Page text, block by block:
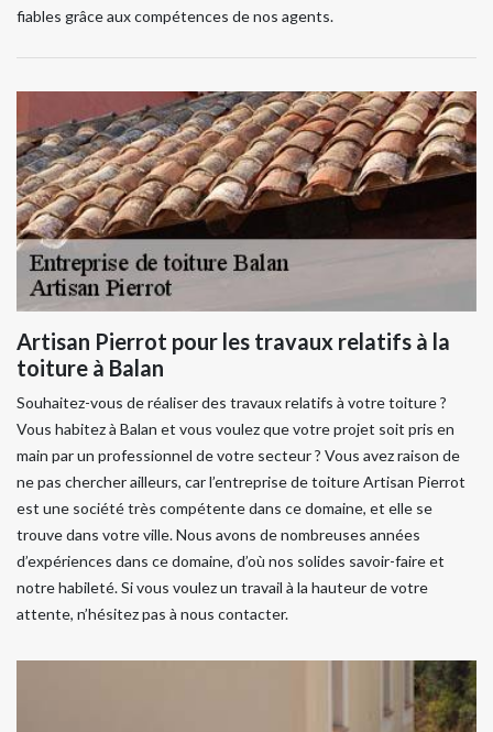
fiables grâce aux compétences de nos agents.
Artisan Pierrot pour les travaux relatifs à la
toiture à Balan
Souhaitez-vous de réaliser des travaux relatifs à votre toiture ?
Vous habitez à Balan et vous voulez que votre projet soit pris en
main par un professionnel de votre secteur ? Vous avez raison de
ne pas chercher ailleurs, car l’entreprise de toiture Artisan Pierrot
est une société très compétente dans ce domaine, et elle se
trouve dans votre ville. Nous avons de nombreuses années
d’expériences dans ce domaine, d’où nos solides savoir-faire et
notre habileté. Si vous voulez un travail à la hauteur de votre
attente, n’hésitez pas à nous contacter.